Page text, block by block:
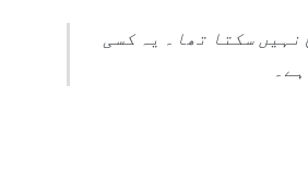
نہیں سکتا تھا۔ یہ کسی